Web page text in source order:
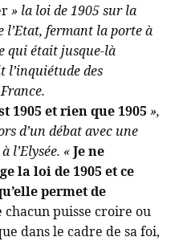
» la loi de 1905 sur la
l’Etat, fermant la porte à
qui était jusque-là
l’inquiétude des
1905 et rien que 1905 »,
d’un débat avec une
l’Elysée. «Je ne
la loi de 1905 et ce
permet de
chacun puisse croire ou
dans le cadre de sa foi,